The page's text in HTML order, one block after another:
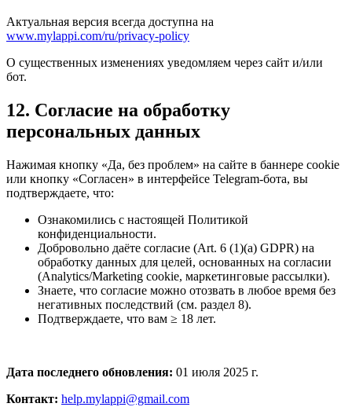
Актуальная версия всегда доступна на
www.mylappi.com/ru/privacy-policy
О существенных изменениях уведомляем через сайт и/или
бот.
12. Согласие на обработку
персональных данных
Нажимая кнопку «Да, без проблем» на сайте в баннере cookie
или кнопку «Согласен» в интерфейсе Telegram-бота, вы
подтверждаете, что:
Ознакомились с настоящей Политикой
конфиденциальности.
Добровольно даёте согласие (Art. 6 (1)(a) GDPR) на
обработку данных для целей, основанных на согласии
(Analytics/Marketing cookie, маркетинговые рассылки).
Знаете, что согласие можно отозвать в любое время без
негативных последствий (см. раздел 8).
Подтверждаете, что вам ≥ 18 лет.
Дата последнего обновления: 01 июля 2025 г.
Контакт: help.mylappi@gmail.com